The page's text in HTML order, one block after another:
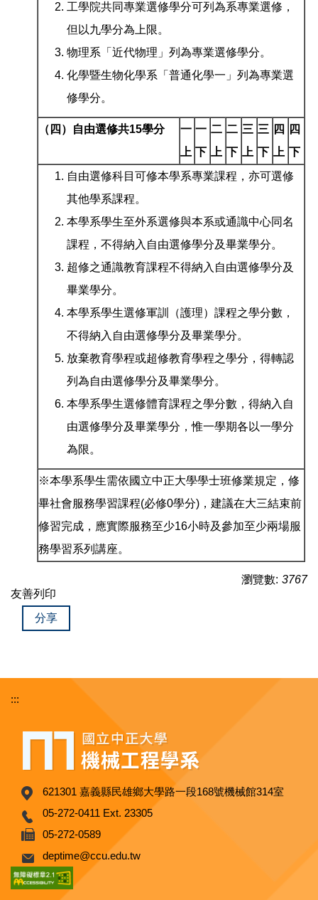
工學院共同專業選修學分可列為系專業選修，
但以九學分為上限。
物理系「近代物理」列為專業選修學分。
化學暨生物化學系「普通化學一」列為專業選
修學分。
（四）自由選修共15學分
一
上
一
下
二
上
二
下
三
上
三
下
四
上
四
下
自由選修科目可修本學系專業課程，亦可選修
其他學系課程。
本學系學生至外系選修與本系或通識中心同名
課程，不得納入自由選修學分及畢業學分。
超修之通識教育課程不得納入自由選修學分及
畢業學分。
本學系學生選修軍訓（護理）課程之學分數，
不得納入自由選修學分及畢業學分。
放棄教育學程或超修教育學程之學分，得轉認
列為自由選修學分及畢業學分。
本學系學生選修體育課程之學分數，得納入自
由選修學分及畢業學分，惟一學期各以一學分
為限。
※本學系學生需依國立中正大學學士班修業規定，修
畢社會服務學習課程(必修0學分)，建議在大三結束前
修習完成，應實際服務至少16小時及參加至少兩場服
務學習系列講座。
瀏覽數: 3767
友善列印
分享
:::
621301 嘉義縣民雄鄉大學路一段168號機械館314室
05-272-0411 Ext. 23305
05-272-0589
deptime@ccu.edu.tw